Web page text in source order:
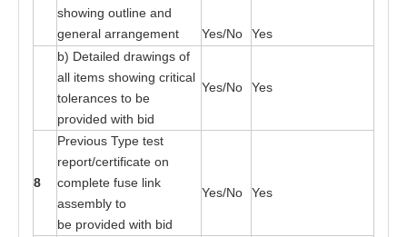
showing outline and
general arrangement Yes/No
Yes
b) Detailed drawings of
all items showing critical
tolerances to be
provided with bid
Yes/No Yes
8
Previous Type test
report/certificate on
complete fuse link
assembly to
be provided with bid
Yes/No Yes